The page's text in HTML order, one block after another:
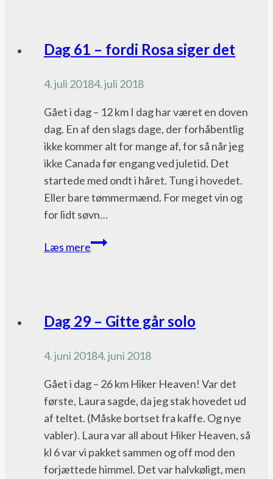
quitter
Pacific
Trail
Dag 61 – fordi Rosa siger det
4. juli 20184. juli 2018
Gået i dag – 12 km I dag har været en doven
dag. En af den slags dage, der forhåbentlig
ikke kommer alt for mange af, for så når jeg
ikke Canada før engang ved juletid. Det
startede med ondt i håret. Tung i hovedet.
Eller bare tømmermænd. For meget vin og
for lidt søvn…
Læs mereDag
siger
Pacific
Trail
Dag 29 – Gitte går solo
4. juni 20184. juni 2018
Gået i dag – 26 km Hiker Heaven! Var det
første, Laura sagde, da jeg stak hovedet ud
af teltet. (Måske bortset fra kaffe. Og nye
vabler). Laura var all about Hiker Heaven, så
kl 6 var vi pakket sammen og off mod den
forjættede himmel. Det var halvkøligt, men